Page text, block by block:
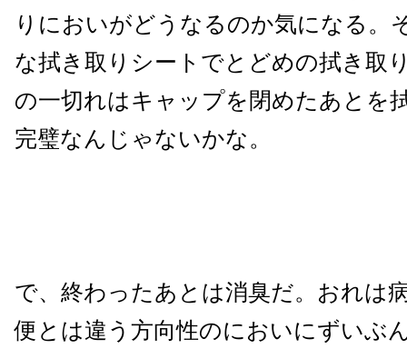
りにおいがどうなるのか気になる。
な拭き取りシートでとどめの拭き取
の一切れはキャップを閉めたあとを
完璧なんじゃないかな。
で、終わったあとは消臭だ。おれは
便とは違う方向性のにおいにずいぶ